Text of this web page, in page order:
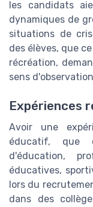
les candidats
dynamiques de
situations de
des élèves, que
récréation,
sens
Expériences
Avoir une
éducatif, que
d'éducation,
éducatives,
lors du
dans des